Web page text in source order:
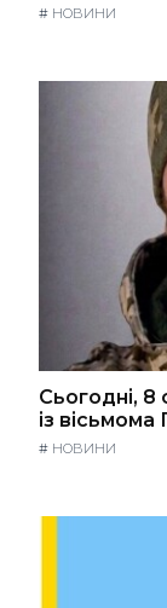
# НОВИНИ
Сьогодні,
із вісьмома
# НОВИНИ